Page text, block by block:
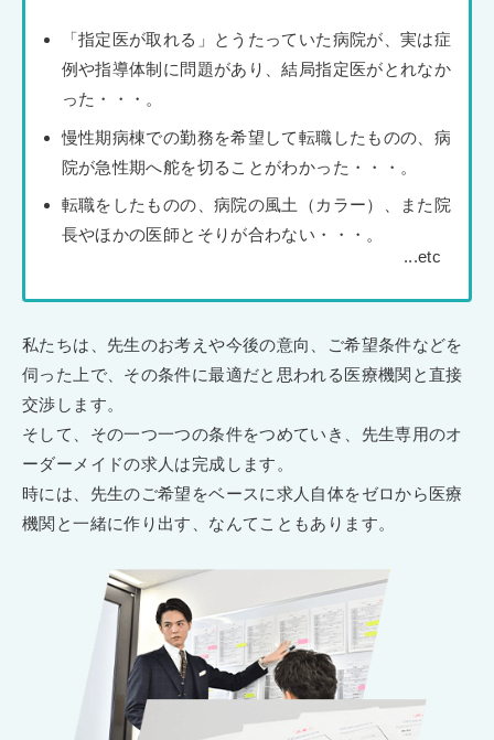
「指定医が取れる」とうたっていた病院が、実は症
例や指導体制に問題があり、結局指定医がとれなか
った・・・。
慢性期病棟での勤務を希望して転職したものの、病
院が急性期へ舵を切ることがわかった・・・。
転職をしたものの、病院の風土（カラー）、また院
長やほかの医師とそりが合わない・・・。
私たちは、先生のお考えや今後の意向、ご希望条件などを
伺った上で、その条件に最適だと思われる医療機関と直接
交渉します。
そして、その一つ一つの条件をつめていき、先生専用のオ
ーダーメイドの求人は完成します。
時には、先生のご希望をベースに求人自体をゼロから医療
機関と一緒に作り出す、なんてこともあります。